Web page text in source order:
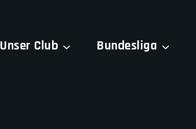
Unser Club Bundesliga